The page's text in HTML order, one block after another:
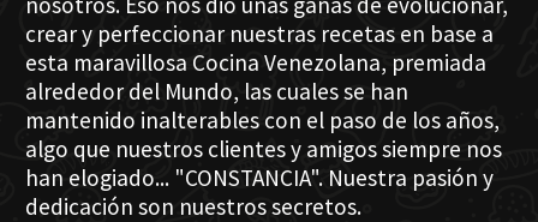
crear y perfeccionar nuestras recetas en base a
esta maravillosa Cocina Venezolana, premiada
alrededor del Mundo, las cuales se han
mantenido inalterables con el paso de los años,
algo que nuestros clientes y amigos siempre nos
han elogiado... "CONSTANCIA". Nuestra pasión y
dedicación son nuestros secretos.